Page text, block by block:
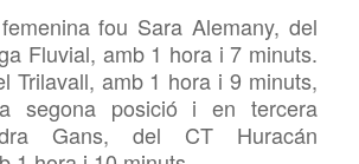
fou Sara Alemany, del
Fluvial, amb 1 hora i 7 minuts.
Trilavall, amb 1 hora i 9 minuts,
segona posició i en tercera
Gans, del CT Huracán